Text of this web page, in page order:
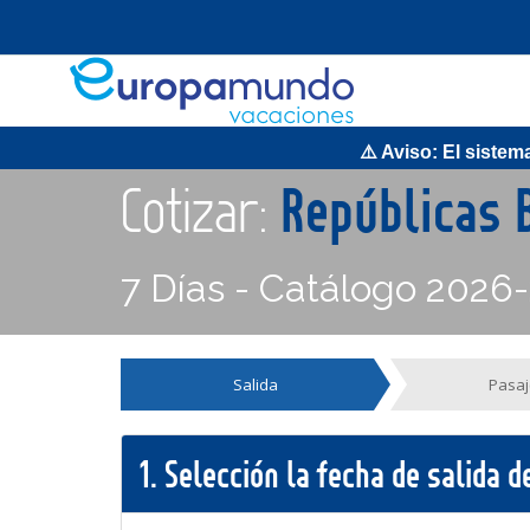
⚠️ Aviso: El sistema
Cotizar: Repúblicas
7 Días - Catálogo
Salida
1. Selección la fecha de salida